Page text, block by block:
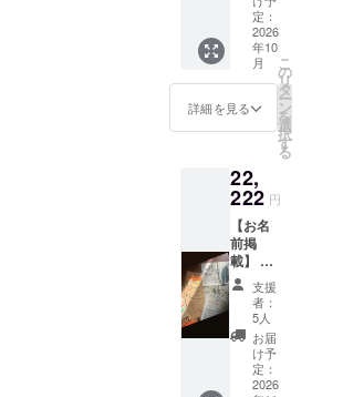
になり
ます。
ベルの
チャー
ルセッ
ト2種を
提供し
ます！
日々の
に、
ちょっ
とした
スパイ
スを。
カレー
のお供
だけで
はな
く、パ
スタや
ご飯の
上にそ
定：
2026
年10
月
詳細を見る
こ
の
リ
タ
ー
ン
を
選
択
す
る
22,
222 円
【お名
前掲
載】 お
宿の屏
風また
は壁
に、支
援者様
のお名
支援
者：
5人
お届
け予
定：
2026